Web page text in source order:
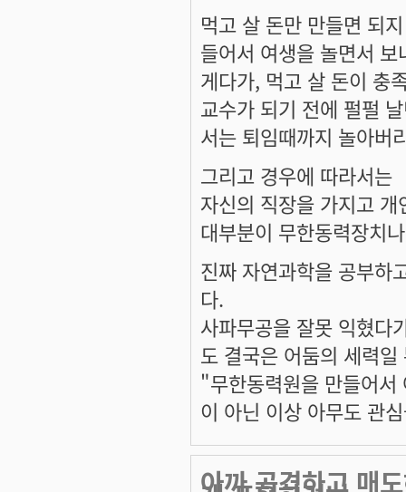
먹고 살 돈만 만들면 되
들어서 여생을 놀면서
게다가, 먹고 살 돈이 충
교수가 되기 전에 펄펄
서는 퇴임때까지 놀아버
그리고 경우에 따라서는
자신의 직장을 가지고
대부분이 무한동력장치
진짜 자연과학을 공부하
다.
사파무공을 잘못 익혔다
도 결국은 어둠의 세력일
"무한동력원을 만들어
이 아닌 이상 아무도 관
아까 공격하고 매